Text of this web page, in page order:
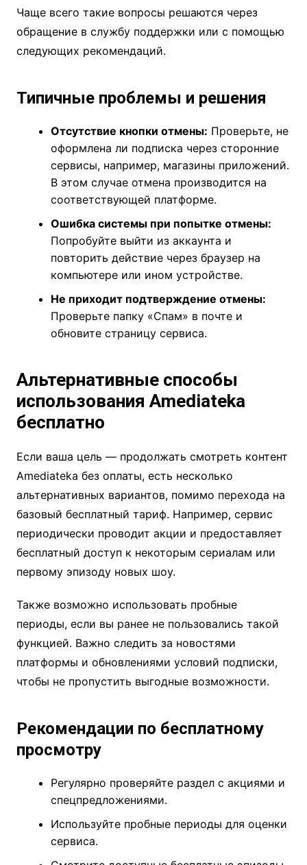
Чаще всего такие вопросы решаются через
обращение в службу поддержки или с помощью
следующих рекомендаций.
Типичные проблемы и решения
Отсутствие кнопки отмены: Проверьте, не
оформлена ли подписка через сторонние
сервисы, например, магазины приложений.
В этом случае отмена производится на
соответствующей платформе.
Ошибка системы при попытке отмены:
Попробуйте выйти из аккаунта и
повторить действие через браузер на
компьютере или ином устройстве.
Не приходит подтверждение отмены:
Проверьте папку «Спам» в почте и
обновите страницу сервиса.
Альтернативные способы
использования Amediateka
бесплатно
Если ваша цель — продолжать смотреть контент
Amediateka без оплаты, есть несколько
альтернативных вариантов, помимо перехода на
базовый бесплатный тариф. Например, сервис
периодически проводит акции и предоставляет
бесплатный доступ к некоторым сериалам или
первому эпизоду новых шоу.
Также возможно использовать пробные
периоды, если вы ранее не пользовались такой
функцией. Важно следить за новостями
платформы и обновлениями условий подписки,
чтобы не пропустить выгодные возможности.
Рекомендации по бесплатному
просмотру
Регулярно проверяйте раздел с акциями и
спецпредложениями.
Используйте пробные периоды для оценки
сервиса.